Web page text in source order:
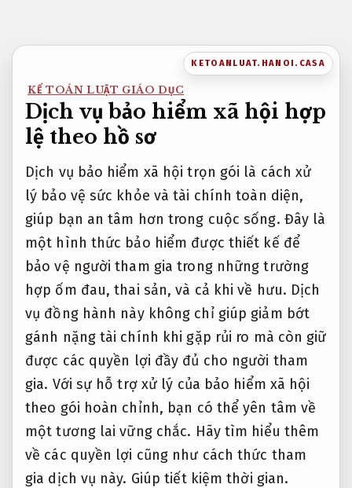
nội
dung
KETOANLUAT.HANOI.CASA
KẾ TOÁN LUẬT GIÁO DỤC
Dịch vụ bảo hiểm xã hội hợp
lệ theo hồ sơ
Dịch vụ bảo hiểm xã hội trọn gói là cách xử
lý bảo vệ sức khỏe và tài chính toàn diện,
giúp bạn an tâm hơn trong cuộc sống. Đây là
một hình thức bảo hiểm được thiết kế để
bảo vệ người tham gia trong những trường
hợp ốm đau, thai sản, và cả khi về hưu. Dịch
vụ đồng hành này không chỉ giúp giảm bớt
gánh nặng tài chính khi gặp rủi ro mà còn giữ
được các quyền lợi đầy đủ cho người tham
gia. Với sự hỗ trợ xử lý của bảo hiểm xã hội
theo gói hoàn chỉnh, bạn có thể yên tâm về
một tương lai vững chắc. Hãy tìm hiểu thêm
về các quyền lợi cũng như cách thức tham
gia dịch vụ này. Giúp tiết kiệm thời gian.